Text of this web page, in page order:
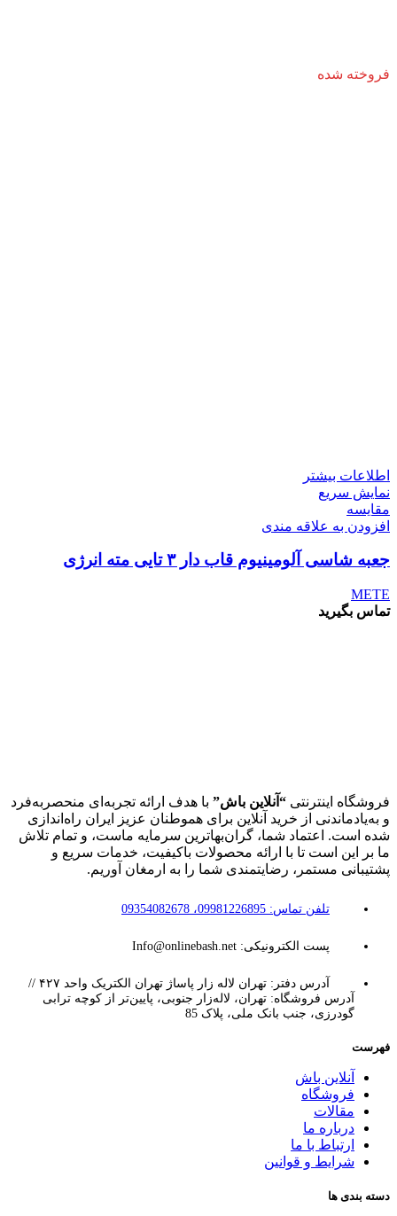
فروخته شده
اطلاعات بیشتر
نمایش سریع
مقايسه
افزودن به علاقه مندی
جعبه شاسی آلومینیوم قاب دار ۳ تایی مته انرژی
METE
تماس بگیرید
فروشگاه اینترنتی “آنلاین باش” با هدف ارائه تجربه‌ای منحصربه‌فرد
و به‌یادماندنی از خرید آنلاین برای هموطنان عزیز ایران راه‌اندازی
شده است. اعتماد شما، گران‌بهاترین سرمایه ماست، و تمام تلاش
ما بر این است تا با ارائه محصولات باکیفیت، خدمات سریع و
پشتیبانی مستمر، رضایتمندی شما را به ارمغان آوریم.
تلفن تماس: 09981226895، 09354082678
پست الکترونیکی: Info@onlinebash.net
آدرس دفتر: تهران لاله زار پاساژ تهران الکتریک واحد ۴۲۷ //
آدرس فروشگاه: تهران، لاله‌زار جنوبی، پایین‌تر از کوچه ترابی
گودرزی، جنب بانک ملی، پلاک 85
فهرست
آنلاین باش
فروشگاه
مقالات
درباره ما
ارتباط با ما
شرایط و قوانین
دسته بندی ها